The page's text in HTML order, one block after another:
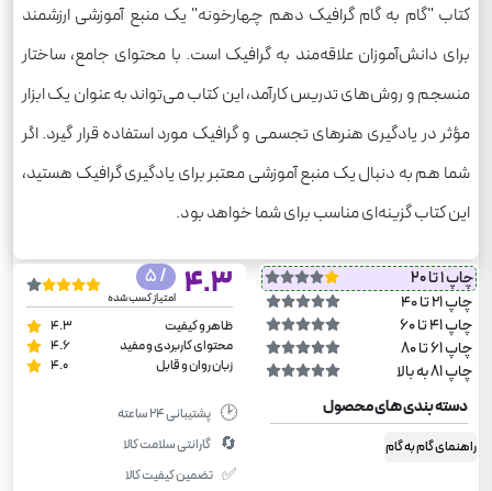
کتاب "گام به گام گرافیک دهم چهارخونه" یک منبع آموزشی ارزشمند
برای دانش‌آموزان علاقه‌مند به گرافیک است. با محتوای جامع، ساختار
منسجم و روش‌های تدریس کارآمد، این کتاب می‌تواند به عنوان یک ابزار
مؤثر در یادگیری هنرهای تجسمی و گرافیک مورد استفاده قرار گیرد. اگر
شما هم به دنبال یک منبع آموزشی معتبر برای یادگیری گرافیک هستید،
این کتاب گزینه‌ای مناسب برای شما خواهد بود.
چاپ 1 تا 20
چاپ 21 تا 40
چاپ 41 تا 60
چاپ 61 تا 80
چاپ 81 به بالا
4.3
/ 5
امتیاز کسب شده
ظاهر و کیفیت
4.3
محتوای کاربردی و مفید
4.6
زبان روان و قابل
4.0
دسته بندی های محصول
راهنمای گام به گام
🕑 پشتیبانی ۲۴ ساعته
🔄 گارانتی سلامت کالا
✅ تضمین کیفیت کالا